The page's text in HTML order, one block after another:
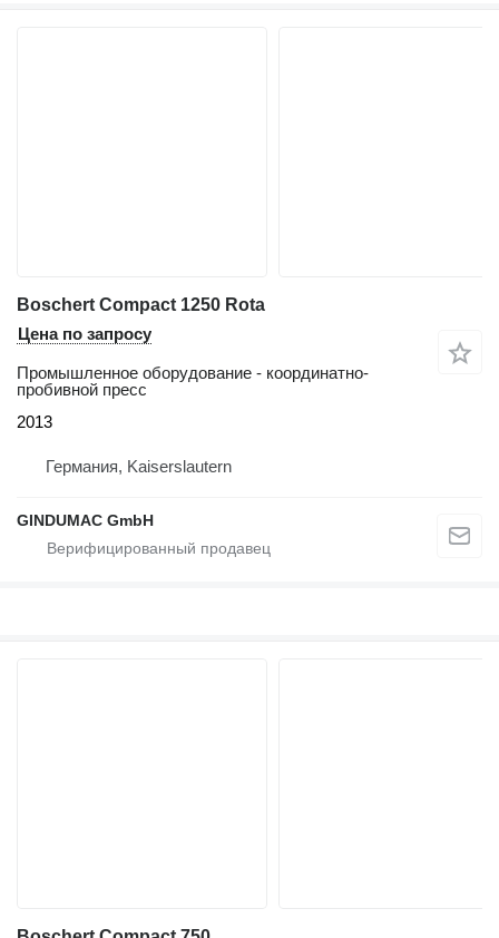
Boschert Compact 1250 Rota
Цена по запросу
Промышленное оборудование - координатно-
пробивной пресс
2013
Германия, Kaiserslautern
GINDUMAC GmbH